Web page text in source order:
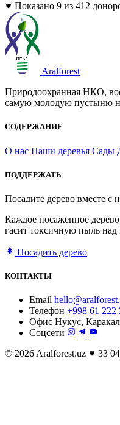
Показано 9 из 412
Aralforest
Природоохранная НКО,
самую молодую пустыню
СОДЕРЖАНИЕ
О нас Наши деревья Сады
ПОДДЕРЖАТЬ
Посадите дерево вместе с
Каждое посаженное
гасит токсичную пыль
Посадить дерево
КОНТАКТЫ
Email
Телефон +998 61 222
Офис Нукус,
Соцсети
© 2026 Aralforest.uz
33